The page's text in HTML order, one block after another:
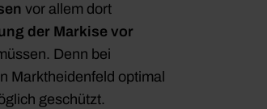
vor allem dort
der Markise vor
Denn bei
Marktheidenfeld optimal
geschützt.